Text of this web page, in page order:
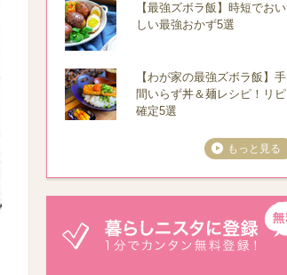
【最強ズボラ飯】時短でおい
しい最強おかず5選
【わが家の最強ズボラ飯】手
間いらず丼＆麺レシピ！リピ
確定5選
もっと見る